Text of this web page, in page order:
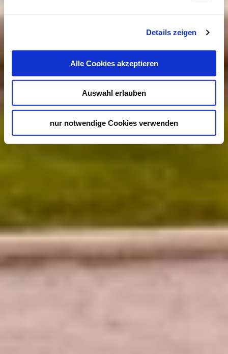
Details zeigen
Alle Cookies akzeptieren
Auswahl erlauben
nur notwendige Cookies verwenden